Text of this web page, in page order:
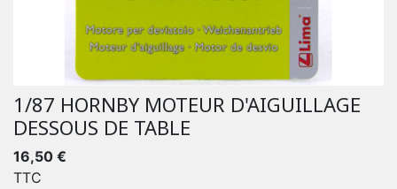
1/87 HORNBY MOTEUR D'AIGUILLAGE
DESSOUS DE TABLE
16,50 €
TTC